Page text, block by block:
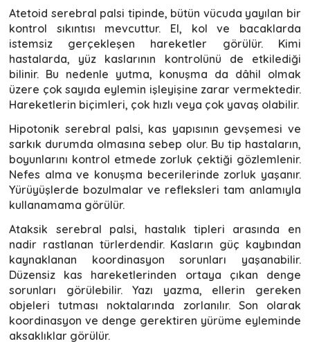
Atetoid serebral palsi tipinde, bütün vücuda yayılan bir
kontrol sıkıntısı mevcuttur. El, kol ve bacaklarda
istemsiz gerçekleşen hareketler görülür. Kimi
hastalarda, yüz kaslarının kontrolünü de etkilediği
bilinir. Bu nedenle yutma, konuşma da dâhil olmak
üzere çok sayıda eylemin işleyişine zarar vermektedir.
Hareketlerin biçimleri, çok hızlı veya çok yavaş olabilir.
Hipotonik serebral palsi, kas yapısının gevşemesi ve
sarkık durumda olmasına sebep olur. Bu tip hastaların,
boyunlarını kontrol etmede zorluk çektiği gözlemlenir.
Nefes alma ve konuşma becerilerinde zorluk yaşanır.
Yürüyüşlerde bozulmalar ve refleksleri tam anlamıyla
kullanamama görülür.
Ataksik serebral palsi, hastalık tipleri arasında en
nadir rastlanan türlerdendir. Kasların güç kaybından
kaynaklanan koordinasyon sorunları yaşanabilir.
Düzensiz kas hareketlerinden ortaya çıkan denge
sorunları görülebilir. Yazı yazma, ellerin gereken
objeleri tutması noktalarında zorlanılır. Son olarak
koordinasyon ve denge gerektiren yürüme eyleminde
aksaklıklar görülür.